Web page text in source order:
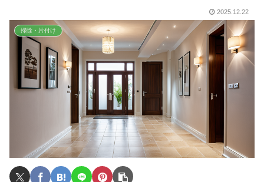
2025.12.22
掃除・片付け